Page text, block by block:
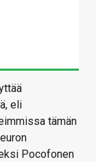
eli
tämän
Pocofonen